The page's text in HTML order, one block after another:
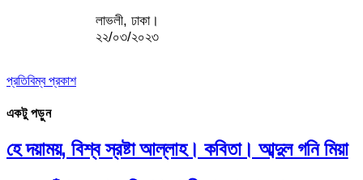
লাভলী, ঢাকা।
২২/০৩/২০২৩
প্রতিবিম্ব প্রকাশ
একটু পড়ুন
হে দয়াময়, বিশ্ব স্রষ্টা আল্লাহ। কবিতা। আব্দুল গনি মিয়া